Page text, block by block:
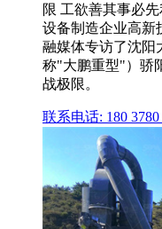
限 工欲善其事必
设备制造企业高新
融媒体专访了沈阳
称"大鹏重型"）骄
战极限。
联系电话: 180 3780